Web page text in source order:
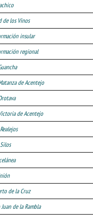
de los Vinos
insular
regional
de Acentejo
de Acentejo
de la Cruz
Juan de la Rambla